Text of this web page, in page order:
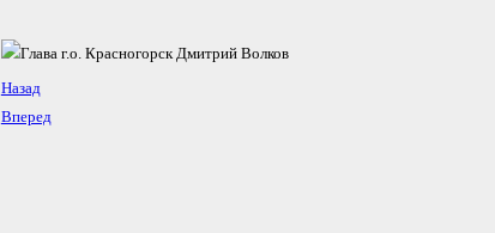
Назад
Вперед